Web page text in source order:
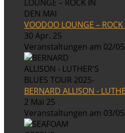
VOODOO LOUNGE –
30 Apr. 25
Veranstaltungen am 02/
BERNARD ALLISON -
2 Mai 25
Veranstaltungen am 03/